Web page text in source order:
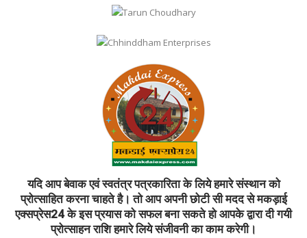
यदि आप बेवाक एवं स्वतंत्र पत्रकारिता के लिये हमारे संस्थान को
प्रोत्साहित करना चाहते है। तो आप अपनी छोटी सी मदद से मकड़ाई
एक्सप्रेस24 के इस प्रयास को सफल बना सकते हो आपके द्वारा दी गयी
प्रोत्साहन राशि हमारे लिये संजीवनी का काम करेगी।